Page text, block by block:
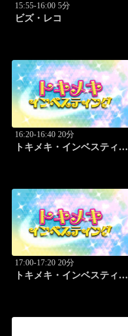
15:55-16:00 5分
ビズ・レコ
16:20-16:40 20分
トキメキ・インベスティン
17:00-17:20 20分
トキメキ・インベスティン